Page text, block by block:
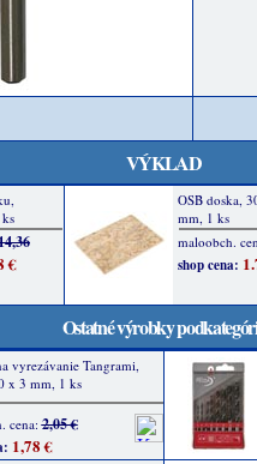
VÝKLAD
Ostatné výrobky
vyrezávanie Tangrami,
x 3 mm, 1 ks
cena:2,05 €
1,78 €